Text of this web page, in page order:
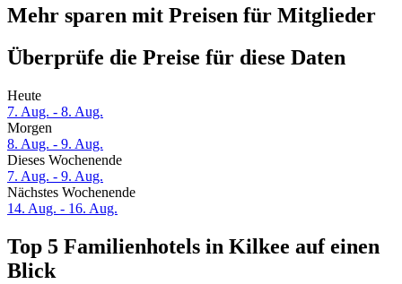
Mehr sparen mit Preisen für Mitglieder
Überprüfe die Preise für diese Daten
Heute
7. Aug. - 8. Aug.
Morgen
8. Aug. - 9. Aug.
Dieses Wochenende
7. Aug. - 9. Aug.
Nächstes Wochenende
14. Aug. - 16. Aug.
Top 5 Familienhotels in Kilkee auf einen
Blick